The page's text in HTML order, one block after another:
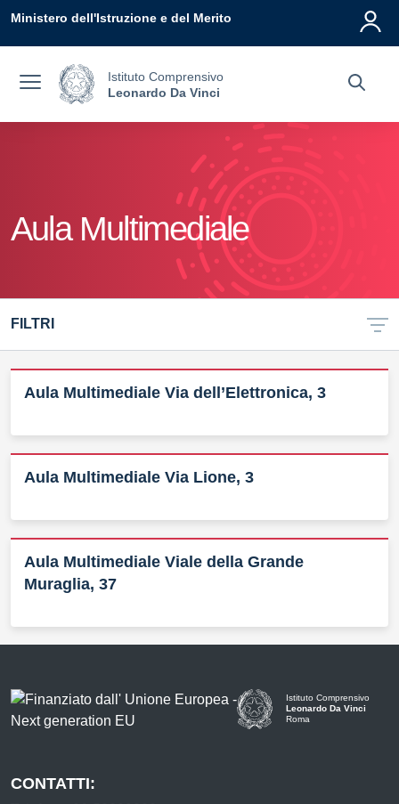
Ministero dell'Istruzione e del Merito
Istituto Comprensivo
Leonardo Da Vinci
Aula Multimediale
FILTRI
Aula Multimediale Via dell’Elettronica, 3
Aula Multimediale Via Lione, 3
Aula Multimediale Viale della Grande
Muraglia, 37
Istituto Comprensivo
Leonardo Da Vinci
Roma
CONTATTI: